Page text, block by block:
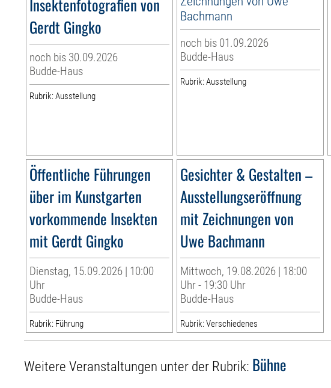
Insektenfotografien von
Gerdt Gingko
noch bis 30.09.2026
Budde-Haus
Rubrik: Ausstellung
Bachmann
noch bis 01.09.2026
Budde-Haus
Rubrik: Ausstellung
Öffentliche Führungen
über im Kunstgarten
vorkommende Insekten
mit Gerdt Gingko
Dienstag, 15.09.2026 | 10:00
Uhr
Budde-Haus
Rubrik: Führung
Gesichter & Gestalten –
Ausstellungseröffnung
mit Zeichnungen von
Uwe Bachmann
Mittwoch, 19.08.2026 | 18:00
Uhr - 19:30 Uhr
Budde-Haus
Rubrik: Verschiedenes
Weitere Veranstaltungen unter der Rubrik: Bühne